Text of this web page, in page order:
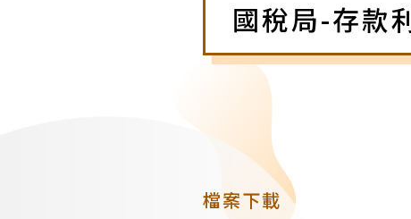
國稅局-存款
檔案下載